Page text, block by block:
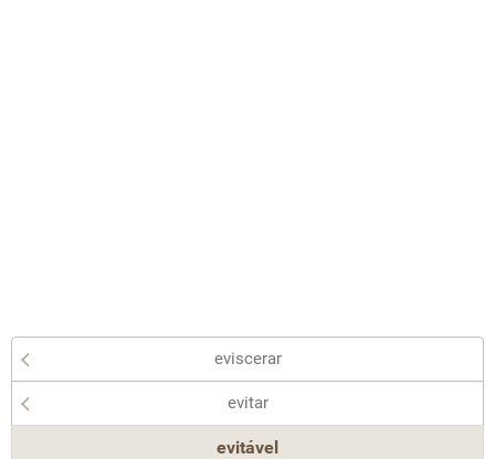
eviscerar
evitar
evitável